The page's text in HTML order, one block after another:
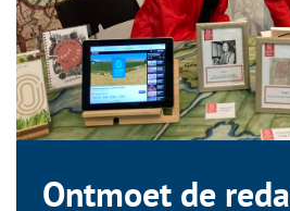
Ontmoet de